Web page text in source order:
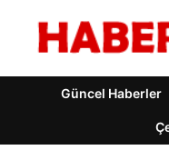
Güncel Haberler